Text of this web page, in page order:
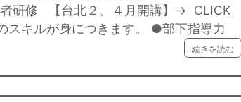
者研修 【台北２、４月開講】→ CLICK
キルが身につきます。 ●部下指導力
続きを読む